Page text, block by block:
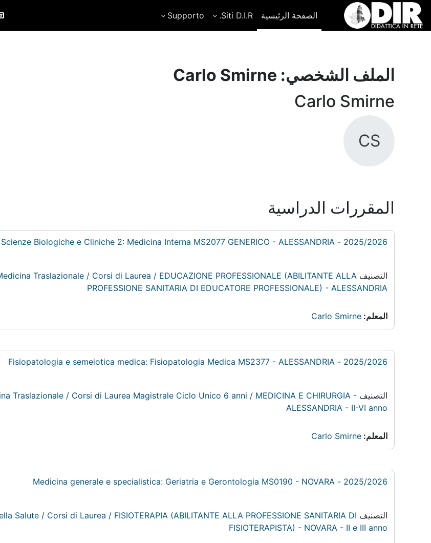
تخطى إلى المحتوى الرئيسي
الصفحة الرئيسية
Siti D.I.R.
Supporto
الملف الشخصي: Carlo Smirne
Carlo Smirne
CS
المقررات الدراسية
2025/2026 - Scienze Biologiche e Cliniche 2: Medicina Interna MS2077 GENERICO - ALESSANDRIA
التصنيف Traslazionale / Corsi di Laurea / EDUCAZIONE PROFESSIONALE (ABILITANTE ALLA
PROFESSIONE SANITARIA DI EDUCATORE PROFESSIONALE) - ALESSANDRIA
المعلم: Carlo Smirne
2025/2026 - Fisiopatologia e semeiotica medica: Fisiopatologia Medica MS2377 - ALESSANDRIA
التصنيف Traslazionale / Corsi di Laurea Magistrale Ciclo Unico 6 anni / MEDICINA E CHIRURGIA -
ALESSANDRIA - II-VI anno
المعلم: Carlo Smirne
2025/2026 - Medicina generale e specialistica: Geriatria e Gerontologia MS0190 - NOVARA
التصنيف / Corsi di Laurea / FISIOTERAPIA (ABILITANTE ALLA PROFESSIONE SANITARIA DI
FISIOTERAPISTA) - NOVARA - II e III anno